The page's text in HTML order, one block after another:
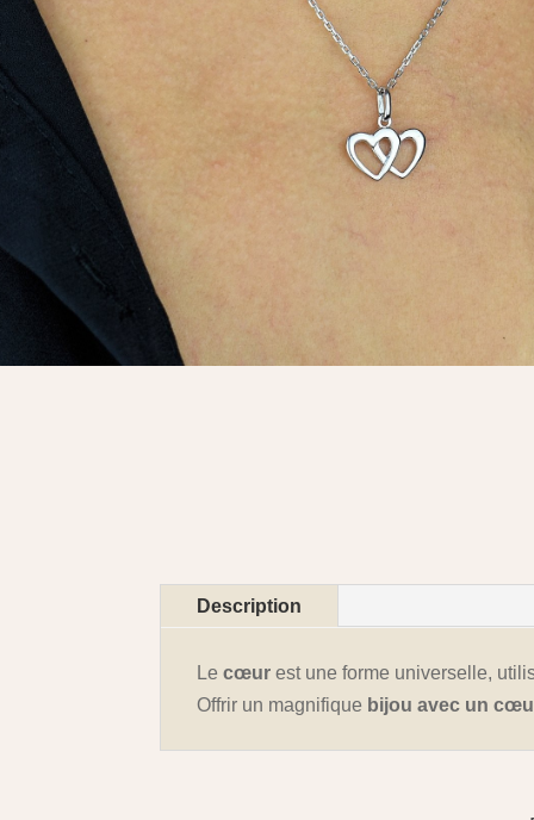
Description
Lecœur est une forme universelle,
Offrir un magnifique bijou avec un